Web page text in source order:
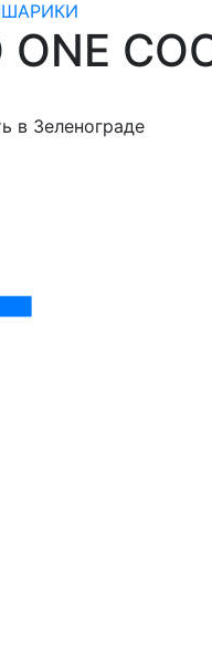
в Зеленограде